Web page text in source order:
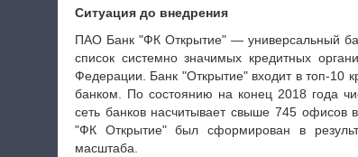
Ситуация до внедрения
ПАО Банк "ФК Открытие" — универсальный
список системно значимых кредитных
Федерации. Банк "Открытие" входит в топ-10
банком. По состоянию на конец 2018 года
сеть банков насчитывает свыше 745
"ФК Открытие" был сформирован в
масштаба.